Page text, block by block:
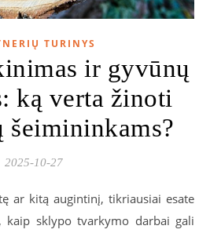
TURINYS
ir gyvūnų
ką verta žinoti
šeimininkams?
2025-10-27
ar kitą augintinį, tikriausiai esate
kaip sklypo tvarkymo darbai gali